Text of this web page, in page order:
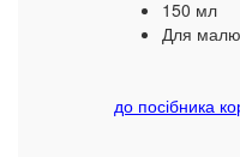
150 мл
Для
до посібника